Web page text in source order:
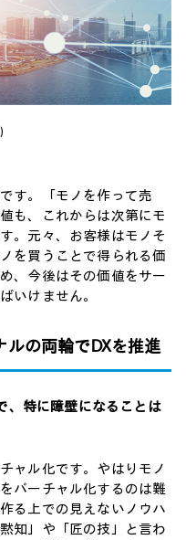
す。「モノを作って売
も、これからは次第にモ
。元々、お客様はモノそ
を買うことで得られる価
、今後はその価値をサー
いけません。
ルの両輪でDXを推進
、特に障壁になることは
ャル化です。やはりモノ
バーチャル化するのは難
る上での見えないノウハ
知」や「匠の技」と言わ